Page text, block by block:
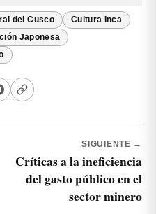
del Cusco Cultura Inca
Japonesa
SIGUIENTE →
Críticas a la ineficiencia
del gasto público en el
sector minero